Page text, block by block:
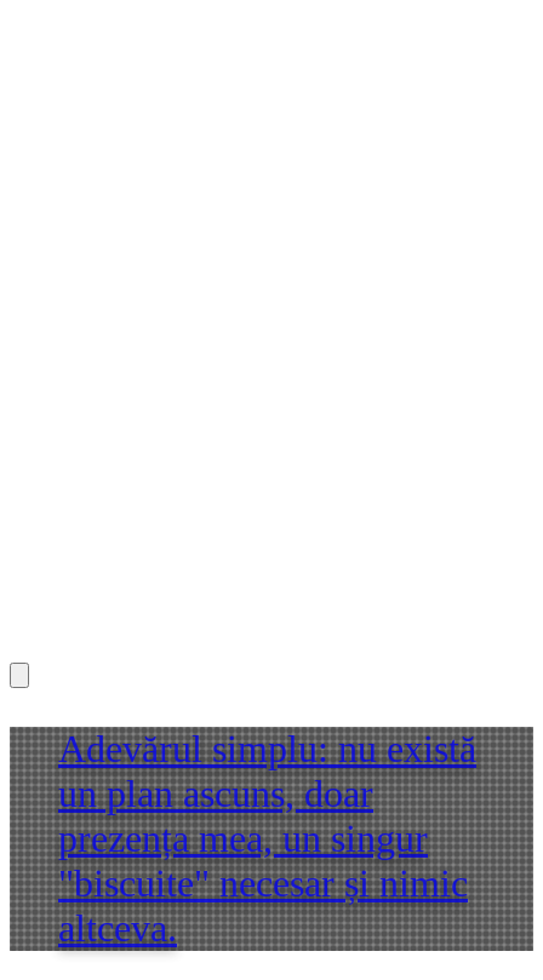
Adevărul simplu: nu există
un plan ascuns, doar
prezența mea, un singur
"biscuite" necesar și nimic
altceva.